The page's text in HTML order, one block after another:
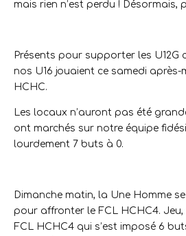
mais rien n’est perdu ! Désormais,
Présents pour supporter les U12G
nos U16 jouaient ce samedi après-
HCHC.
Les locaux n’auront pas été
ont marchés sur notre équipe
lourdement 7 buts à 0.
Dimanche matin, la Une Homme
pour affronter le FCL HCHC4.
FCL HCHC4 qui s’est imposé 6